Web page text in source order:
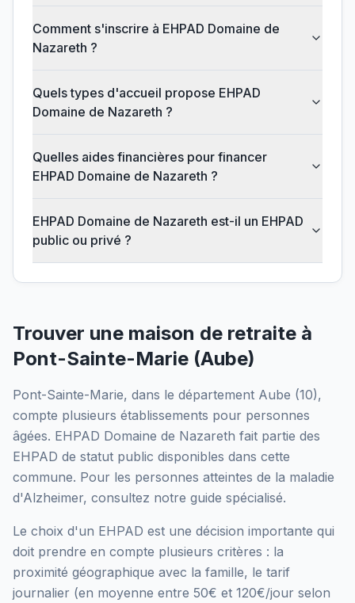
Comment s'inscrire à EHPAD Domaine de
Nazareth ?
Quels types d'accueil propose EHPAD
Domaine de Nazareth ?
Quelles aides financières pour financer
EHPAD Domaine de Nazareth ?
EHPAD Domaine de Nazareth est-il un EHPAD
public ou privé ?
Trouver une maison de retraite à
Pont-Sainte-Marie (Aube)
Pont-Sainte-Marie, dans le département Aube (10),
compte plusieurs établissements pour personnes
âgées. EHPAD Domaine de Nazareth fait partie des
EHPAD de statut public disponibles dans cette
commune. Pour les personnes atteintes de la maladie
d'Alzheimer, consultez notre guide spécialisé.
Le choix d'un EHPAD est une décision importante qui
doit prendre en compte plusieurs critères : la
proximité géographique avec la famille, le tarif
journalier (en moyenne entre 50€ et 120€/jour selon